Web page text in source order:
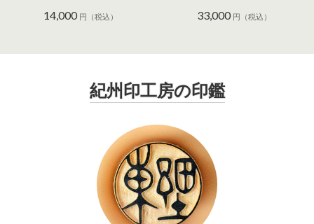
14,000 円（税込） 33,000 円（税込）
紀州印工房の印鑑